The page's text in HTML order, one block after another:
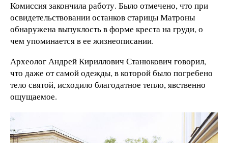
Комиссия закончила работу. Было отмечено, что при
освидетельствовании останков старицы Матроны
обнаружена выпуклость в форме креста на груди, о
чем упоминается в ее жизнеописании.
Археолог Андрей Кириллович Станюкович говорил,
что даже от самой одежды, в которой было погребено
тело святой, исходило благодатное тепло, явственно
ощущаемое.